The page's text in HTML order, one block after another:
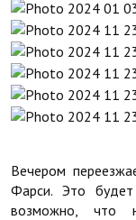
Вечером
Фарси. Это
возможно, что